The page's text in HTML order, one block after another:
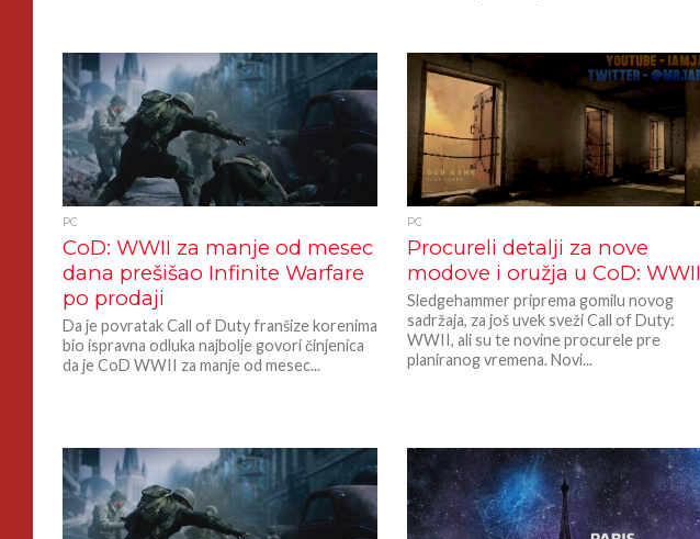
PC
CoD: WWII za manje od mesec
dana prešišao Infinite Warfare
po prodaji
Da je povratak Call of Duty franšize korenima
bio ispravna odluka najbolje govori činjenica
da je CoD WWII za manje od mesec...
PC
Procureli detalji za nove
modove i oružja u CoD: WWII
Sledgehammer priprema gomilu novog
sadržaja, za još uvek sveži Call of Duty:
WWII, ali su te novine procurele pre
planiranog vremena. Novi...